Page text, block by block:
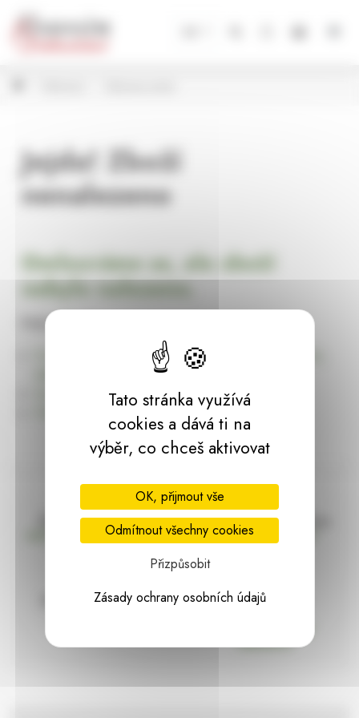
Jejda! Zboží
nenalezeno
Omlouváme se, ale zboží
nebylo nalezeno.
Pokračujte na
Úvodní stránku Dekorace, bytové a zahradní doplňky,
dárky | HARASIM.info
Doprava zdarma
nad 2000 Kč bez DPH
Vše máme skladem
Ihned k odeslání
97% hodnocení Zásilka pod
Panel pro správu cookies
Tato stránka využívá
cookies a dává ti na
výběr, co chceš aktivovat
OK, přijmout vše
Odmítnout všechny cookies
Přizpůsobit
Zásady ochrany osobních údajů